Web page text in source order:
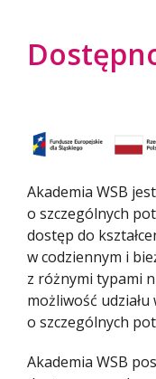
Regulamin 8
Akademia WSB
o szczególnych
dostęp do
w codziennym i
z różnymi typami
możliwość
o szczególnych
Akademia WSB